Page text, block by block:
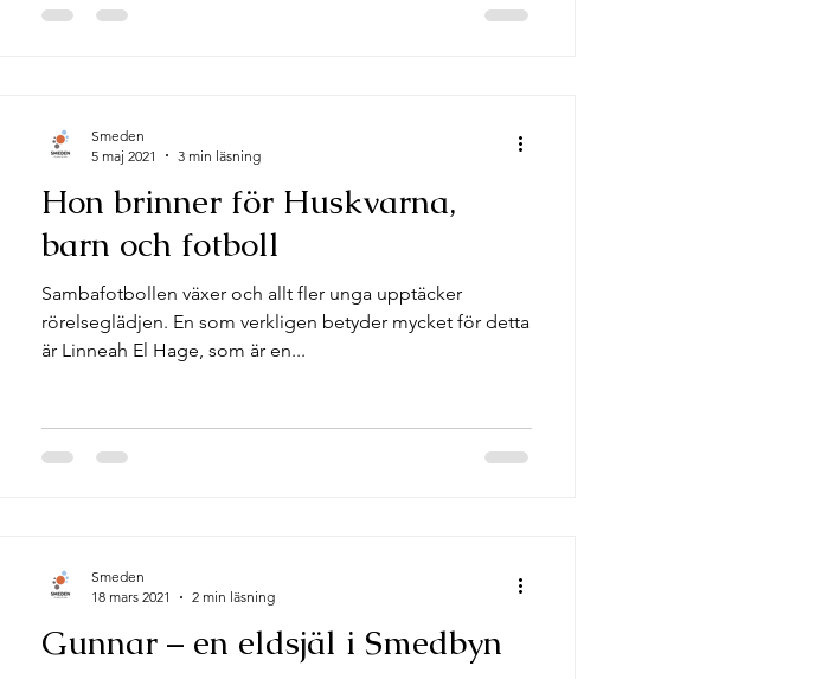
Hon brinner för Huskvarna,
barn och fotboll
Sambafotbollen växer och allt fler unga upptäcker
rörelseglädjen. En som verkligen betyder mycket för detta
är Linneah El Hage, som är en...
Smeden
5 maj 2021
3 min läsning
Gunnar – en eldsjäl i Smedbyn
Smeden
18 mars 2021
2 min läsning